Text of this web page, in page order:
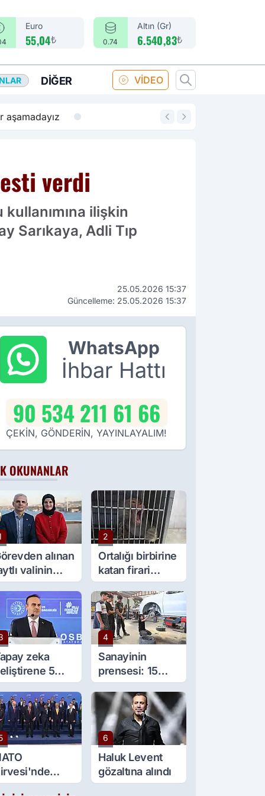
Euro
55,04₺ 0.74
Altın (Gr)
6.540,83₺
DIĞER VİDEO
14:18
verdi
ilişkin
Sarıkaya, Adli Tıp
25.05.2026 15:37
Güncelleme: 25.05.2026 15:37
WhatsApp
İhbar Hattı
90 534 211 61 66
ÇEKİN, GÖNDERİN, YAYINLAYALIM!
OKUNANLAR
alınan
valinin
sürpriz
görev
2
Ortalığı birbirine
katan firari
maymun, kadını
yaraladı
zeka
5
lira kredi
4
Sanayinin
prensesi: 15
yaşında 5 çırağı
var
an:
6
Haluk Levent
gözaltına alındı